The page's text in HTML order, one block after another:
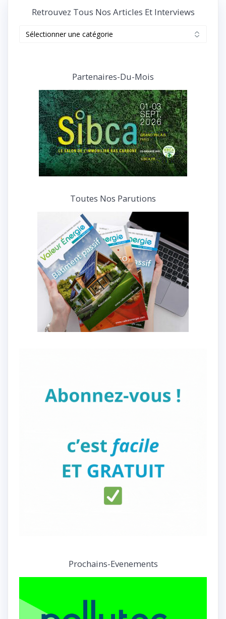
Retrouvez Tous Nos Articles Et Interviews
interviews
Partenaires-Du-Mois
Toutes Nos Parutions
Prochains-Evenements